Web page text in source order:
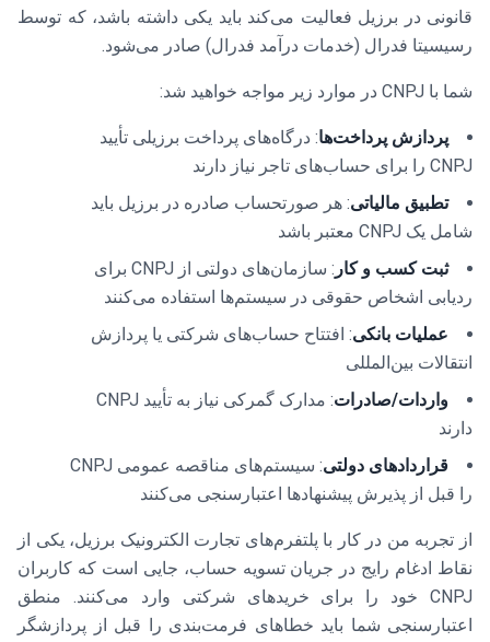
قانونی در برزیل فعالیت می‌کند باید یکی داشته باشد، که توسط
رسیسیتا فدرال (خدمات درآمد فدرال) صادر می‌شود.
شما با CNPJ در موارد زیر مواجه خواهید شد:
پردازش پرداخت‌ها: درگاه‌های پرداخت برزیلی تأیید
CNPJ را برای حساب‌های تاجر نیاز دارند
تطبیق مالیاتی: هر صورتحساب صادره در برزیل باید
شامل یک CNPJ معتبر باشد
ثبت کسب و کار
: سازمان‌های دولتی از CNPJ برای
ردیابی اشخاص حقوقی در سیستم‌ها استفاده می‌کنند
عملیات بانکی: افتتاح حساب‌های شرکتی یا پردازش
انتقالات بین‌المللی
واردات/صادرات
: مدارک گمرکی نیاز به تأیید CNPJ
دارند
قراردادهای دولتی
: سیستم‌های مناقصه عمومی CNPJ
را قبل از پذیرش پیشنهادها اعتبارسنجی می‌کنند
از تجربه من در کار با پلتفرم‌های تجارت الکترونیک برزیل، یکی از
نقاط ادغام رایج در جریان تسویه حساب، جایی است که کاربران
CNPJ خود را برای خریدهای شرکتی وارد می‌کنند. منطق
اعتبارسنجی شما باید خطاهای فرمت‌بندی را قبل از پردازشگر